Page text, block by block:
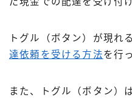
トグル（ボタン）が現れ
達依頼を受ける方法を行
また、トグル（ボタン）